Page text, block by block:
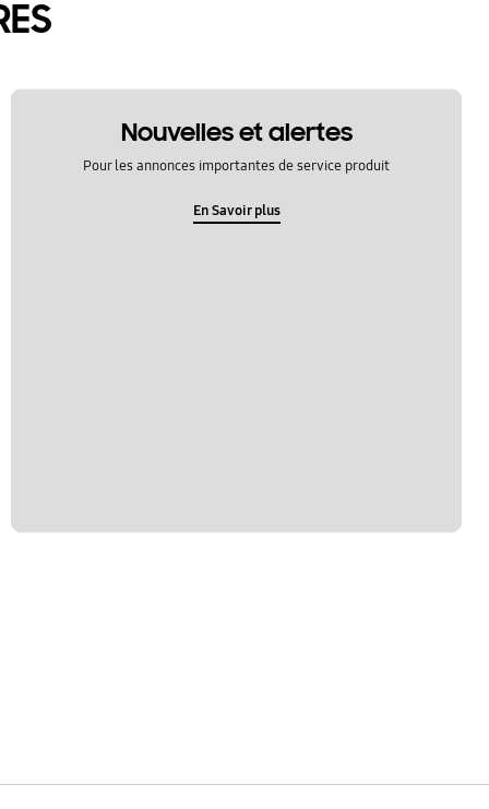
Nouvelles et alertes
Pour les annonces importantes de service produit
En Savoir plus